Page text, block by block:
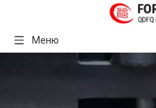
Меню